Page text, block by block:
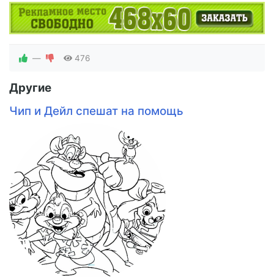
— 476
Другие
Чип и Дейл спешат на помощь